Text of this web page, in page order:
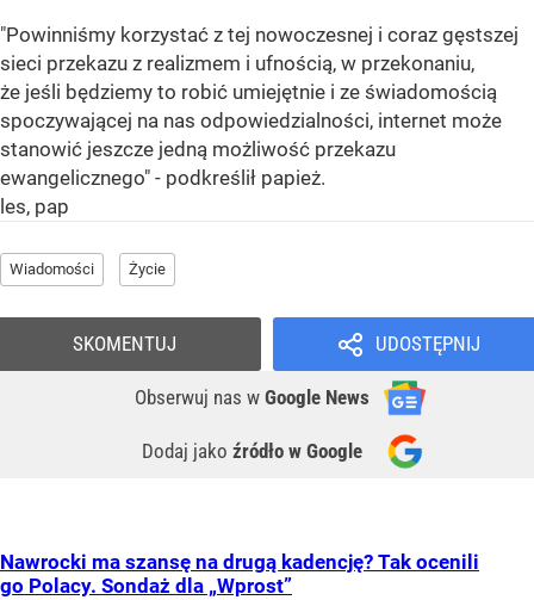
"Powinniśmy korzystać z tej nowoczesnej i coraz gęstszej
sieci przekazu z realizmem i ufnością, w przekonaniu,
że jeśli będziemy to robić umiejętnie i ze świadomością
spoczywającej na nas odpowiedzialności, internet może
stanowić jeszcze jedną możliwość przekazu
ewangelicznego" - podkreślił papież.
les, pap
Wiadomości Życie
UDOSTĘPNIJ
Obserwuj nas w Google News
Dodaj jako źródło w Google
SKOMENTUJ
Nawrocki ma szansę na drugą kadencję? Tak ocenili
go Polacy. Sondaż dla „Wprost”